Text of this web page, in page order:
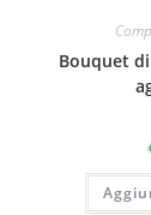
Bouquet